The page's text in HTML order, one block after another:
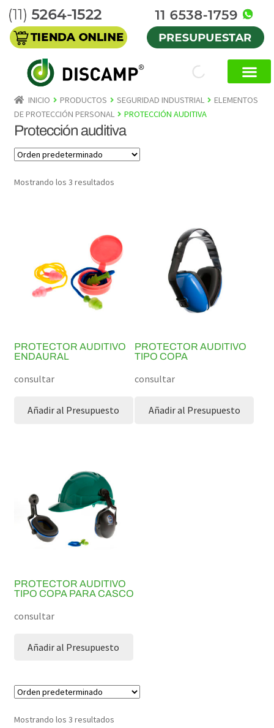
INICIO PRODUCTOS SEGURIDAD INDUSTRIAL
ELEMENTOS
DE PROTECCIÓN PERSONAL
PROTECCIÓN AUDITIVA
Protección auditiva
Mostrando los 3 resultados
PROTECTOR AUDITIVO
ENDAURAL
consultar
Añadir al Presupuesto
PROTECTOR AUDITIVO
TIPO COPA
consultar
Añadir al Presupuesto
PROTECTOR AUDITIVO
TIPO COPA PARA CASCO
consultar
Añadir al Presupuesto
Mostrando los 3 resultados